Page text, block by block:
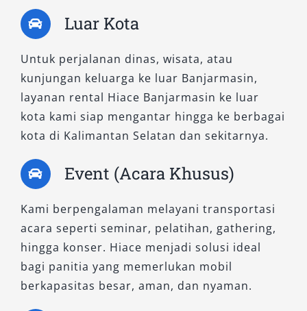
udara menyeluruh dan kabin yang lega
membuat perjalanan tetap nyaman, bahkan
untuk durasi panjang. Sangat ideal digunakan
untuk rombongan ziarah, kunjungan kerja luar
kota, hingga drop-off bandara atau stasiun.
Karena kapasitasnya besar dan biaya sewanya
lebih terjangkau, rental Hiace Commuter
Banjarmasin menjadi solusi ekonomis yang
tetap mengedepankan kenyamanan.
Salsa Wisata berkomitmen menyediakan
layanan rental mobil Hiace Banjarmasin yang
berkualitas, aman, dan fleksibel. Anda bebas
memilih antara Hiace Premio, Premio Luxury,
atau Hiace Commuter sesuai dengan
Luar Kota
Untuk perjalanan dinas, wisata, atau
kunjungan keluarga ke luar Banjarmasin,
layanan rental Hiace Banjarmasin ke luar
kota kami siap mengantar hingga ke berbagai
kota di Kalimantan Selatan dan sekitarnya.
Event (Acara Khusus)
Kami berpengalaman melayani transportasi
acara seperti seminar, pelatihan, gathering,
hingga konser. Hiace menjadi solusi ideal
bagi panitia yang memerlukan mobil
berkapasitas besar, aman, dan nyaman.